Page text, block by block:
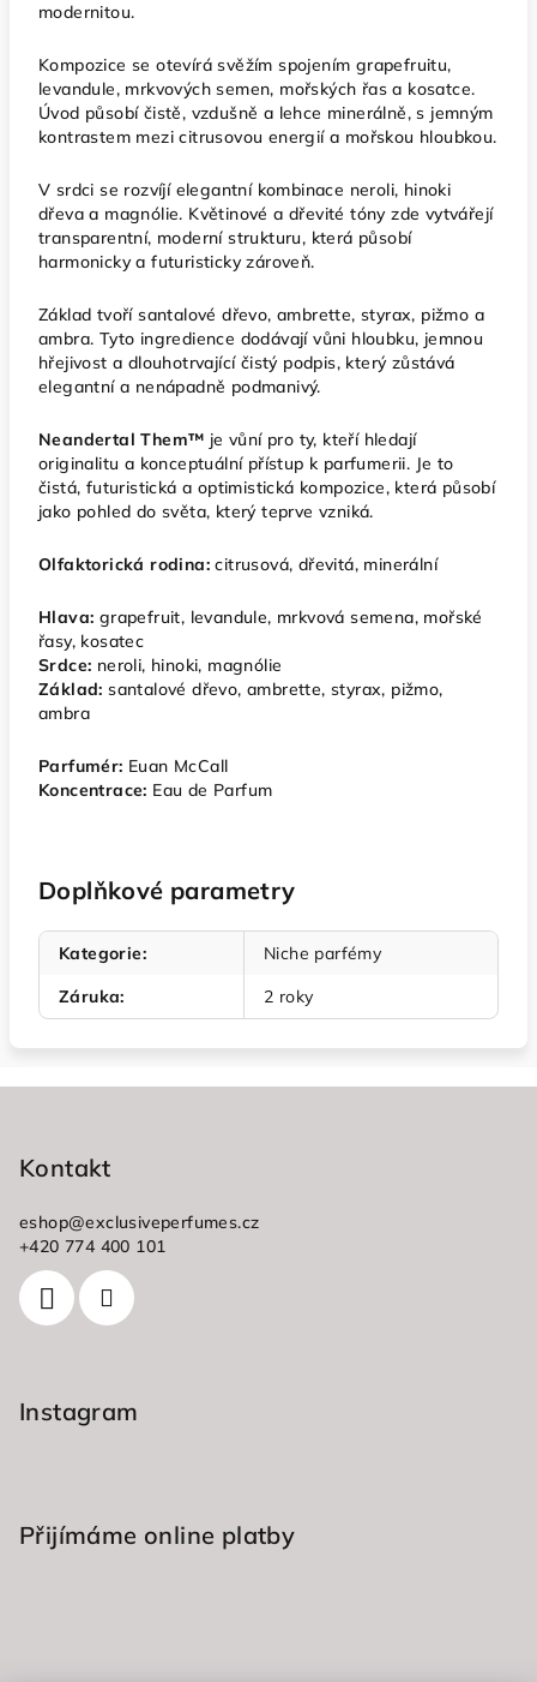
modernitou.
Kompozice se otevírá svěžím spojením grapefruitu,
levandule, mrkvových semen, mořských řas a kosatce.
Úvod působí čistě, vzdušně a lehce minerálně, s jemným
kontrastem mezi citrusovou energií a mořskou hloubkou.
V srdci se rozvíjí elegantní kombinace neroli, hinoki
dřeva a magnólie. Květinové a dřevité tóny zde vytvářejí
transparentní, moderní strukturu, která působí
harmonicky a futuristicky zároveň.
Základ tvoří santalové dřevo, ambrette, styrax, pižmo a
ambra. Tyto ingredience dodávají vůni hloubku, jemnou
hřejivost a dlouhotrvající čistý podpis, který zůstává
elegantní a nenápadně podmanivý.
Neandertal Them™ je vůní pro ty, kteří hledají
originalitu a konceptuální přístup k parfumerii. Je to
čistá, futuristická a optimistická kompozice, která působí
jako pohled do světa, který teprve vzniká.
Olfaktorická rodina: citrusová, dřevitá, minerální
Hlava: grapefruit, levandule, mrkvová semena, mořské
řasy, kosatec
Srdce: neroli, hinoki, magnólie
Základ: santalové dřevo, ambrette, styrax, pižmo,
ambra
Parfumér: Euan McCall
Koncentrace: Eau de Parfum
Doplňkové parametry
Kategorie:
Niche parfémy
Záruka: 2 roky
Kontakt
eshop@exclusiveperfumes.cz
+420 774 400 101
Instagram
Přijímáme online platby